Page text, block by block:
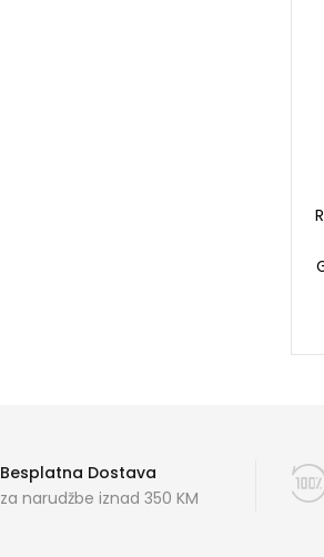
Besplatna Dostava
za narudžbe iznad 350 KM